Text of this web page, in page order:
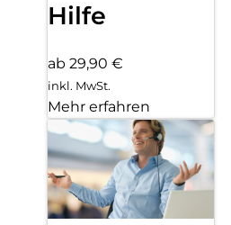
Hilfe
ab 29,90 €
inkl. MwSt.
Mehr erfahren